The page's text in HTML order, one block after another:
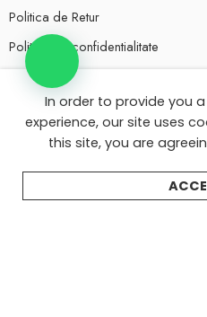
Politica de Retur
Politica de confidentialitate
Termeni si Conditii
Politica de utilizare Cookie-uri
Ai nevoie de ajutor?
In order to provide you
experience, our site uses
this site, you are